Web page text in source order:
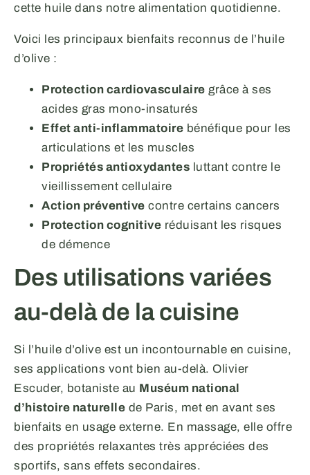
cette huile dans notre alimentation quotidienne.
Voici les principaux bienfaits reconnus de l’huile
d’olive :
Protection cardiovasculaire grâce à ses
acides gras mono-insaturés
Effet anti-inflammatoire bénéfique pour les
articulations et les muscles
Propriétés antioxydantes luttant contre le
vieillissement cellulaire
Action préventive contre certains cancers
Protection cognitive réduisant les risques
de démence
Des utilisations variées
au-delà de la cuisine
Si l’huile d’olive est un incontournable en cuisine,
ses applications vont bien au-delà. Olivier
Escuder, botaniste au Muséum national
d’histoire naturelle de Paris, met en avant ses
bienfaits en usage externe. En massage, elle offre
des propriétés relaxantes très appréciées des
sportifs, sans effets secondaires.